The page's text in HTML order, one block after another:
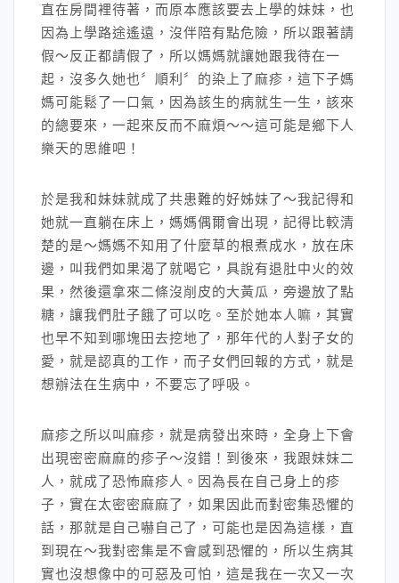
直在房間裡待著，而原本應該要去上學的妹妹，也
因為上學路途遙遠，沒伴陪有點危險，所以跟著請
假～反正都請假了，所以媽媽就讓她跟我待在一
起，沒多久她也〞順利〞的染上了麻疹，這下子媽
媽可能鬆了一口氣，因為該生的病就生一生，該來
的總要來，一起來反而不麻煩～～這可能是鄉下人
樂天的思維吧！
於是我和妹妹就成了共患難的好姊妹了～我記得和
她就一直躺在床上，媽媽偶爾會出現，記得比較清
楚的是～媽媽不知用了什麼草的根煮成水，放在床
邊，叫我們如果渴了就喝它，具說有退肚中火的效
果，然後還拿來二條沒削皮的大黃瓜，旁邊放了點
糖，讓我們肚子餓了可以吃。至於她本人嘛，其實
也早不知到哪塊田去挖地了，那年代的人對子女的
愛，就是認真的工作，而子女們回報的方式，就是
想辦法在生病中，不要忘了呼吸。
麻疹之所以叫麻疹，就是病發出來時，全身上下會
出現密密麻麻的疹子～沒錯！到後來，我跟妹妹二
人，就成了恐怖麻疹人。因為長在自己身上的疹
子，實在太密密麻麻了，如果因此而對密集恐懼的
話，那就是自己嚇自己了，可能也是因為這樣，直
到現在～我對密集是不會感到恐懼的，所以生病其
實也沒想像中的可惡及可怕，這是我在一次又一次